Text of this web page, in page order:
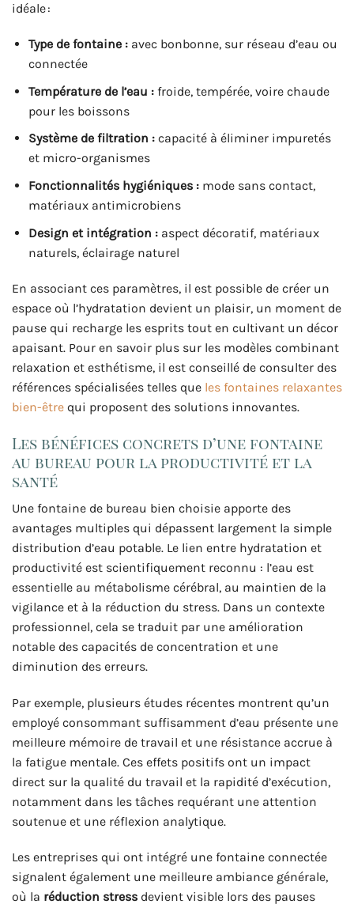
idéale :
Type de fontaine :avec bonbonne, sur réseau d’eau ou
connectée
Température de l’eau :froide, tempérée, voire chaude
pour les boissons
Système de filtration :capacité à éliminer impuretés
et micro-organismes
Fonctionnalités hygiéniques :mode sans contact,
matériaux antimicrobiens
Design et intégration :aspect décoratif, matériaux
naturels, éclairage naturel
En associant ces paramètres, il est possible de créer un
espace où l’hydratation devient un plaisir, un moment de
pause qui recharge les esprits tout en cultivant un décor
apaisant. Pour en savoir plus sur les modèles combinant
relaxation et esthétisme, il est conseillé de consulter des
références spécialisées telles que les fontaines relaxantes
bien-être qui proposent des solutions innovantes.
Les bénéfices concrets d’une fontaine
au bureau pour la productivité et la
santé
Une fontaine de bureau bien choisie apporte des
avantages multiples qui dépassent largement la simple
distribution d’eau potable. Le lien entre hydratation et
productivité est scientifiquement reconnu : l’eau est
essentielle au métabolisme cérébral, au maintien de la
vigilance et à la réduction du stress. Dans un contexte
professionnel, cela se traduit par une amélioration
notable des capacités de concentration et une
diminution des erreurs.
Par exemple, plusieurs études récentes montrent qu’un
employé consommant suffisamment d’eau présente une
meilleure mémoire de travail et une résistance accrue à
la fatigue mentale. Ces effets positifs ont un impact
direct sur la qualité du travail et la rapidité d’exécution,
notamment dans les tâches requérant une attention
soutenue et une réflexion analytique.
Les entreprises qui ont intégré une fontaine connectée
signalent également une meilleure ambiance générale,
où la réduction stress devient visible lors des pauses